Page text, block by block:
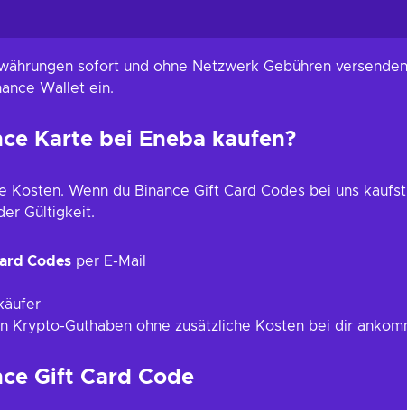
sofort und ohne Netzwerk Gebühren
Wallet ein.
Karte bei Eneba kaufen?
Kosten. Wenn du Binance Gift Card Codes bei uns
Gültigkeit.
Codes per E-Mail
Krypto-Guthaben ohne zusätzliche Kosten bei dir
Gift Card Code